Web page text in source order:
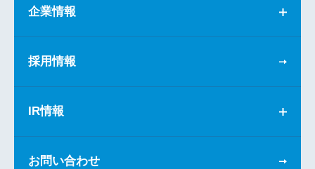
企業情報
採用情報
IR情報
お問い合わせ